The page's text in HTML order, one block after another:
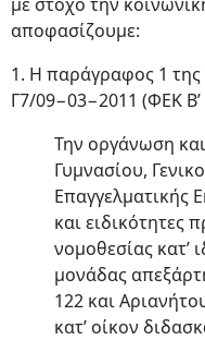
αποφασίζουμε:
1. Η παράγραφος 1 της
Γ7/09−03−2011 (ΦΕΚ Β’
Την οργάνωση
Γυμνασίου,
Επαγγελματικής
και ειδικότητες
νομοθεσίας κατ’
μονάδας
122 και
κατ’ οίκον